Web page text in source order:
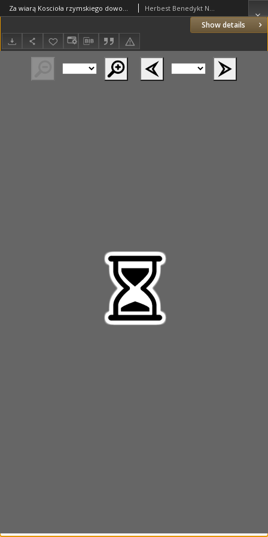
Show details
Za wiarą Koscioła rzymskiego dowody przeciw Grekom y Ormianom Herbest Benedykt Neapolitanus